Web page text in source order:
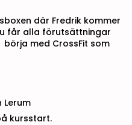
där Fredrik kommer
får alla förutsättningar
med CrossFit som
Lerum
kursstart.